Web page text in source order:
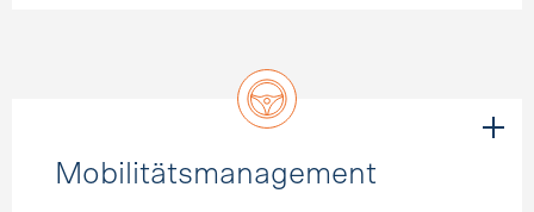
Mobilitätsmanagement